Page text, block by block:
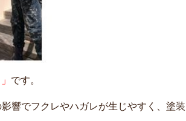
です。
響でフクレやハガレが生じやすく、塗装